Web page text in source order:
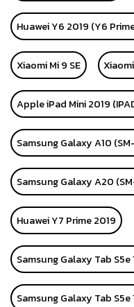
Huawei Y6 2019 (Y6
Xiaomi Mi 9 SE
Apple iPad Mini 2019
Samsung Galaxy A10
Samsung Galaxy A20
Huawei Y7 Prime 2019
Samsung Galaxy Tab S5e
Samsung Galaxy Tab S5e